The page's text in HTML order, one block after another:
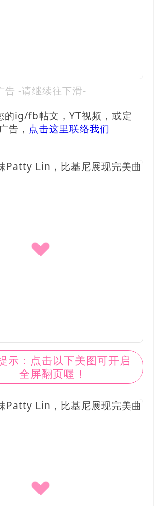
告 -请继续往下滑-
的ig/fb帖文，YT视频，或定
告， 点击这里联络我们
示：点击以下美图可开启
全屏翻页喔！